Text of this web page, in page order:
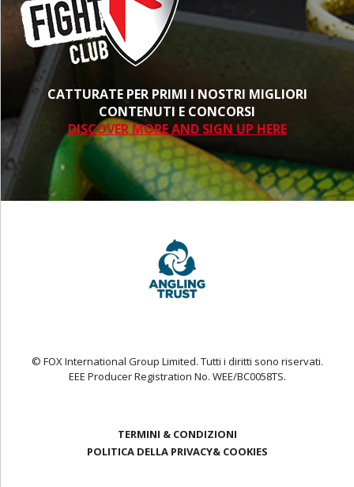
CATTURATE PER PRIMI I NOSTRI MIGLIORI
CONTENUTI E CONCORSI
DISCOVER MORE AND SIGN UP HERE
© FOX International Group Limited. Tutti i diritti sono riservati.
EEE Producer Registration No. WEE/BC0058TS.
TERMINI & CONDIZIONI
POLITICA DELLA PRIVACY& COOKIES